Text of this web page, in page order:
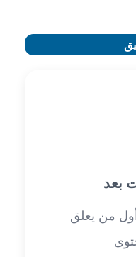
بعد
من يعلق